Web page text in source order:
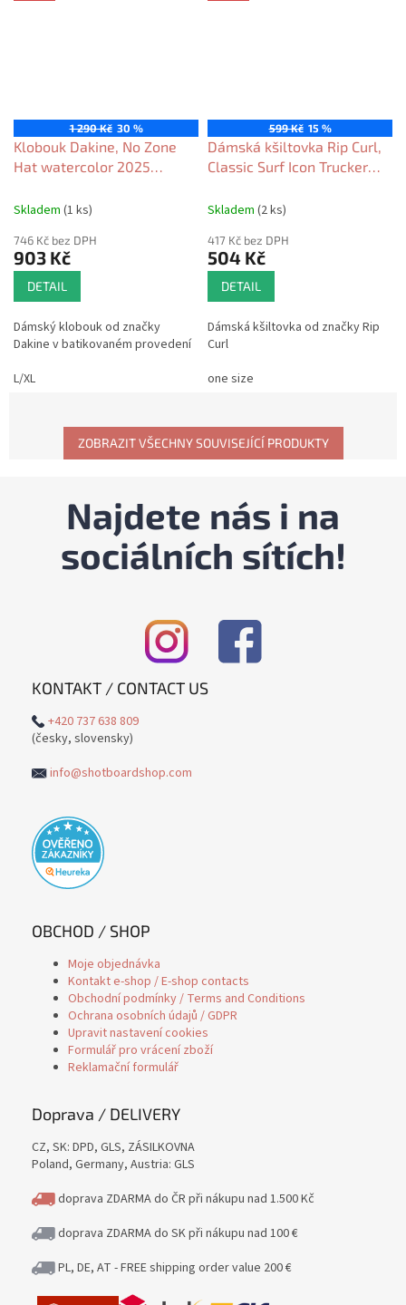
1 290 Kč 30 %
Klobouk Dakine, No Zone
Hat watercolor 2025
Skladem (1 ks)
746 Kč bez DPH
903 Kč
DETAIL
Dámský klobouk od značky
Dakine v batikovaném provedení
L/XL
599 Kč 15 %
Dámská kšiltovka Rip Curl,
Classic Surf Icon Trucker
Skladem (2 ks)
417 Kč bez DPH
504 Kč
DETAIL
Dámská kšiltovka od značky Rip
Curl
one size
ZOBRAZIT VŠECHNY SOUVISEJÍCÍ PRODUKTY
Najdete nás i na
sociálních sítích!
KONTAKT / CONTACT US
+420 737 638 809
(česky, slovensky)
info@shotboardshop.com
OBCHOD / SHOP
Moje objednávka
Kontakt e-shop / E-shop contacts
Obchodní podmínky / Terms and Conditions
Ochrana osobních údajů / GDPR
Upravit nastavení cookies
Formulář pro vrácení zboží
Reklamační formulář
Doprava / DELIVERY
CZ, SK: DPD, GLS, ZÁSILKOVNA
Poland, Germany, Austria: GLS
doprava ZDARMA do ČR při nákupu nad 1.500 Kč
doprava ZDARMA do SK při nákupu nad 100 €
PL, DE, AT - FREE shipping order value 200 €